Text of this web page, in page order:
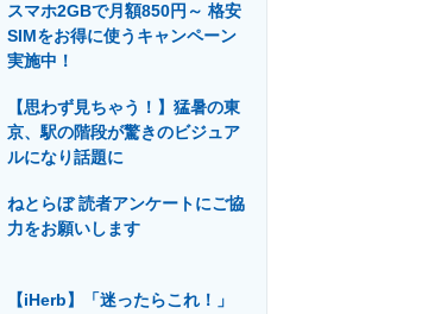
建設×テクノロジーの最前線
スマホ2GBで月額850円～ 格安
SIMをお得に使うキャンペーン
実施中！
【思わず見ちゃう！】猛暑の東
京、駅の階段が驚きのビジュア
ルになり話題に
ねとらぼ 読者アンケートにご協
力をお願いします
【iHerb】「迷ったらこれ！」